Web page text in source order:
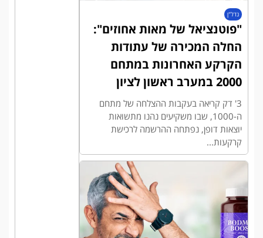
נדל"ן
"פוטנציאל של מאות אחוזים":
החלה המכירה של עתודות
הקרקע האחרונות במתחם
2000 במערב ראשון לציון
3' דק קריאה בעקבות ההצלחה של מתחם
ה-1000, שבו משקיעים נהנו מתשואות
יוצאות דופן, נפתחה ההרשמה לרכישת
קרקעות...